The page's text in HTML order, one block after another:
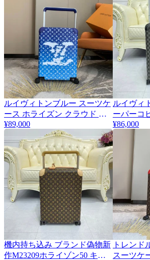
ルイヴィトンブルー スーツケ
ース ホライズン クラウド モ
ノグラム 55 vuo32875争奪戦
¥89,000
ルイヴィ
ーパーコ
ミエ 黒
¥86,000
機内持ち込み ブランド偽物新
作M23209ホライゾン50 キャ
トレンド​
スーツケ